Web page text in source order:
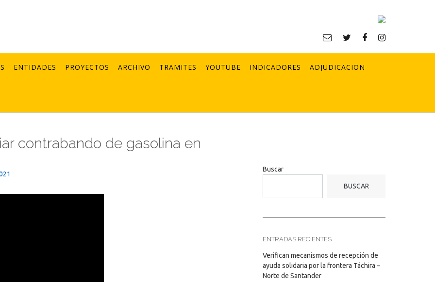
ENTIDADES PROYECTOS ARCHIVO TRAMITES YOUTUBE INDICADORES ADJUDICACION
contrabando de gasolina en
Buscar
BUSCAR
ENTRADAS RECIENTES
Verifican mecanismos de recepción de
ayuda solidaria por la frontera Táchira –
Norte de Santander